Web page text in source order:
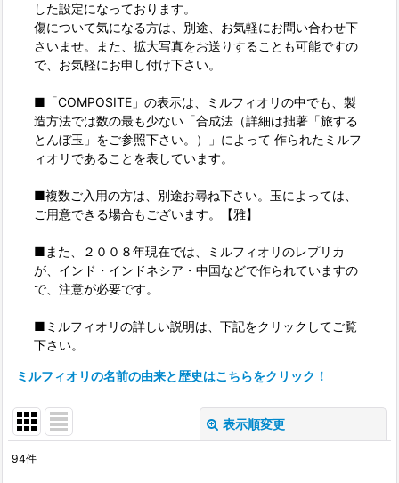
した設定になっております。
傷について気になる方は、別途、お気軽にお問い合わせ下
さいませ。また、拡大写真をお送りすることも可能ですの
で、お気軽にお申し付け下さい。
■「COMPOSITE」の表示は、ミルフィオリの中でも、製
造方法では数の最も少ない「合成法（詳細は拙著「旅する
とんぼ玉」をご参照下さい。）」によって 作られたミルフ
ィオリであることを表しています。
■複数ご入用の方は、別途お尋ね下さい。玉によっては、
ご用意できる場合もございます。【雅】
■また、２００８年現在では、ミルフィオリのレプリカ
が、インド・インドネシア・中国などで作られていますの
で、注意が必要です。
■ミルフィオリの詳しい説明は、下記をクリックしてご覧
下さい。
ミルフィオリの名前の由来と歴史はこちらをクリック！
表示順変更
94件